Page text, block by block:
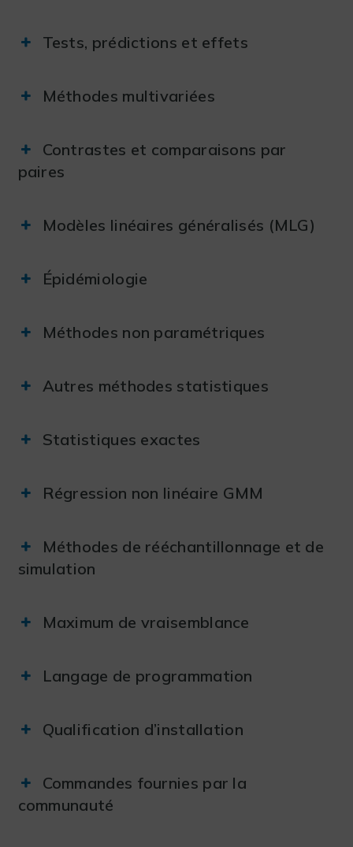
Tests, prédictions et effets
Méthodes multivariées
Contrastes et comparaisons par
paires
Modèles linéaires généralisés (MLG)
Épidémiologie
Méthodes non paramétriques
Autres méthodes statistiques
Statistiques exactes
Régression non linéaire GMM
Méthodes de rééchantillonnage et de
simulation
Maximum de vraisemblance
Langage de programmation
Qualification d’installation
Commandes fournies par la
communauté